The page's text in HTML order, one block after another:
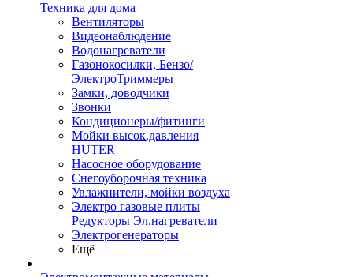
Техника для дома
Вентиляторы
Видеонаблюдение
Водонагреватели
Газонокосилки, Бензо/
ЭлектроТриммеры
Замки, доводчики
Звонки
Кондиционеры/фитинги
Мойки высок.давления
HUTER
Насосное оборудование
Снегоуборочная техника
Увлажнители, мойки воздуха
Электро газовые плиты
Редукторы Эл.нагреватели
Электрогенераторы
Ещё